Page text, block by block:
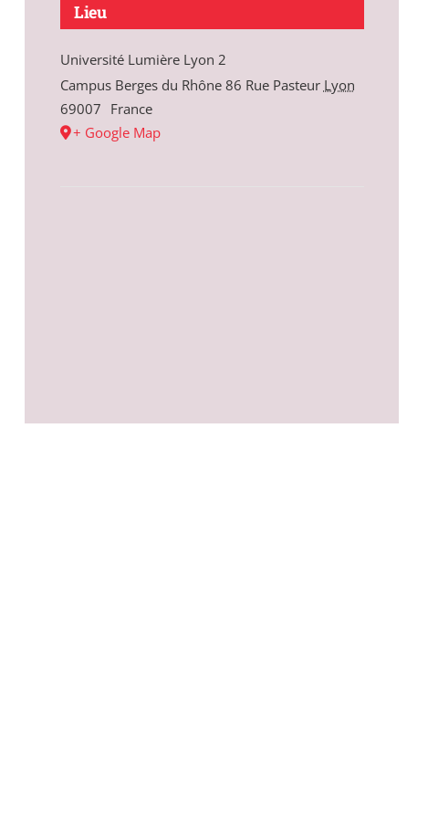
Lieu
Université Lumière Lyon 2
Campus Berges du Rhône 86 Rue Pasteur Lyon
69007 France
+ Google Map